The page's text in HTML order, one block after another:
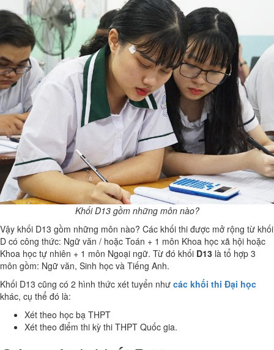
Khối D13 gồm những môn nào?
Vậy khối D13 gồm những môn nào? Các khối thi được mở rộng từ khối
D có công thức: Ngữ văn / hoặc Toán + 1 môn Khoa học xã hội hoặc
Khoa học tự nhiên + 1 môn Ngoại ngữ. Từ đó khối D13 là tổ hợp 3
môn gồm: Ngữ văn, Sinh học và Tiếng Anh.
Khối D13 cũng có 2 hình thức xét tuyển như các khối thi Đại học
khác, cụ thể đó là:
Xét theo học bạ THPT
Xét theo điểm thi kỳ thi THPT Quốc gia.